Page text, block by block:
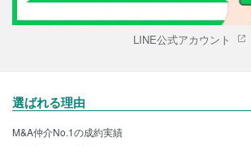
LINE公式アカウント
選ばれる理由
M&A仲介No.1の成約実績